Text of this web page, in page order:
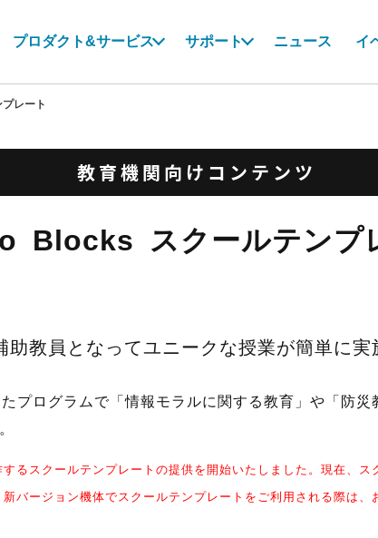
プロダクト&サービス サポート ニュース イ
レート
教育機関向けコンテンツ
Blocks スクールテンプ
助教員となってユニークな授業が簡単に実
プログラムで「情報モラルに関する教育」や「防災
るスクールテンプレートの提供を開始いたしました。現在、ス
バージョン機体でスクールテンプレートをご利用される際は、